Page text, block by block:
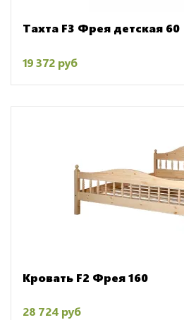
Тахта F3 Фрея детская 60
19 372 руб
Кровать F2 Фрея 160
28 724 руб